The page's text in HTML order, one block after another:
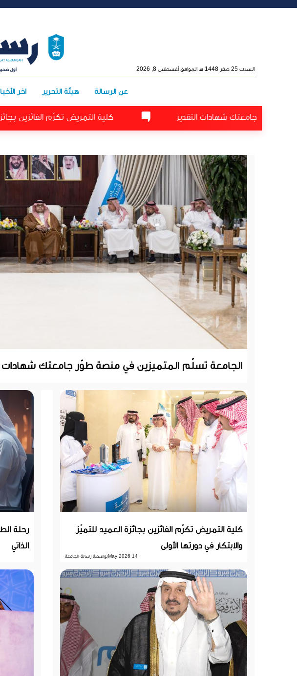
السبت 25 صفر 1448 هـ الموافق أغسطس 8, 2026
عن الرسالة هيئة التحرير آخر
شهادات التقدير كلية التمريض تكرّم الفائزين بجائزة العميد
الجامعة تسلّم المتميزين في منصة طوّر جامعتك شهادات
كلية التمريض تكرّم الفائزين بجائزة العميد للتميّز
والابتكار في دورتها الأولى
14 May 2026 بواسطة رسالة الجامعة
رحلة
الذاتي